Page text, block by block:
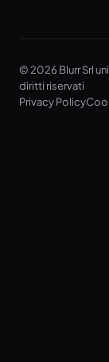
© 2026 Blurr Srl
diritti riservati
Privacy Policy